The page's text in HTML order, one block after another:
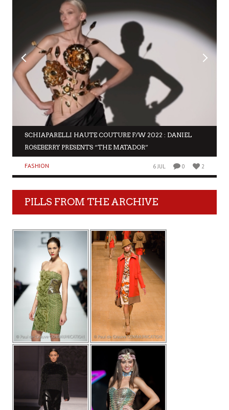
SCHIAPARELLI HAUTE COUTURE F/W 2022 : DANIEL
ROSEBERRY PRESENTS “THE MATADOR”
FASHION 6 JUL 0 2
PILLS FROM THE ARCHIVE